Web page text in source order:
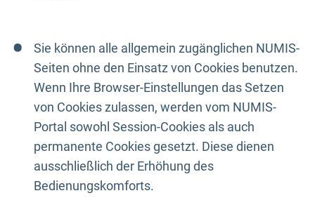
Sie können alle allgemein zugänglichen NUMIS-
Seiten ohne den Einsatz von Cookies benutzen.
Wenn Ihre Browser-Einstellungen das Setzen
von Cookies zulassen, werden vom NUMIS-
Portal sowohl Session-Cookies als auch
permanente Cookies gesetzt. Diese dienen
ausschließlich der Erhöhung des
Bedienungskomforts.